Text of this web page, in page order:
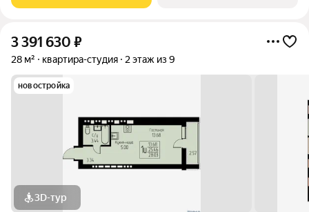
3 391 630 ₽
28 м² квартира-студия 2 этаж из 9
новостройка
3D-тур